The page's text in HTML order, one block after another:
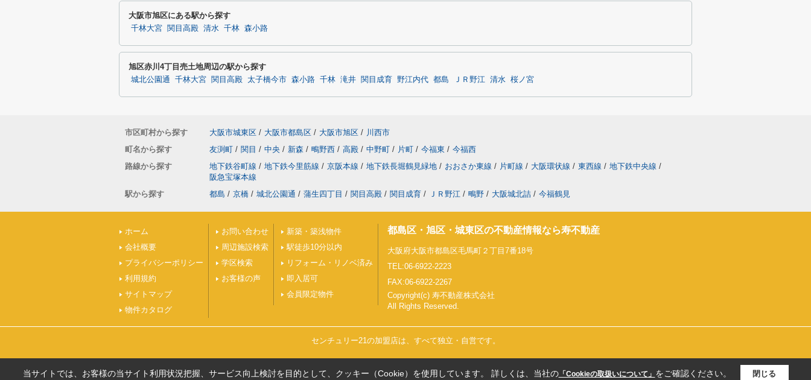
大阪市旭区にある駅から探す
千林大宮 関目高殿 清水 千林 森小路
旭区赤川4丁目売土地周辺の駅から探す
城北公園通 千林大宮 関目高殿 太子橋今市 森小路 千林 滝井 関目成育 野江内代 都島 ＪＲ野江 清水 桜ノ宮
市区町村から探す 大阪市城東区 / 大阪市都島区 / 大阪市旭区 / 川西市
町名から探す
友渕町 / 関目 / 中央 / 新森 / 鴫野西 / 高殿 / 中野町 / 片町 / 今福東 / 今福西
路線から探す
地下鉄谷町線 / 地下鉄今里筋線 / 京阪本線 / 地下鉄長堀鶴見緑地 / おおさか東線 / 片町線 / 大阪環状線 / 東西線 / 地下鉄中央線 /
阪急宝塚本線
駅から探す
都島 / 京橋 / 城北公園通 / 蒲生四丁目 / 関目高殿 / 関目成育 / ＪＲ野江 / 鴫野 / 大阪城北詰 / 今福鶴見
ホーム
会社概要
プライバシーポリシー
利用規約
サイトマップ
物件カタログ
お問い合わせ
周辺施設検索
学区検索
お客様の声
新築・築浅物件
駅徒歩10分以内
リフォーム・リノベ済み
即入居可
会員限定物件
都島区・旭区・城東区の不動産情報なら寿不動産
大阪府大阪市都島区毛馬町２丁目7番18号
TEL:06-6922-2223
FAX:06-6922-2267
Copyright(c) 寿不動産株式会社
All Rights Reserved.
センチュリー21の加盟店は、すべて独立・自営です。
当サイトでは、お客様の当サイト利用状況把握、サービス向上検討を目的として、クッキー（Cookie）を使用しています。 詳しくは、当社の「Cookieの取扱いについて」 をご確認ください。 閉じる